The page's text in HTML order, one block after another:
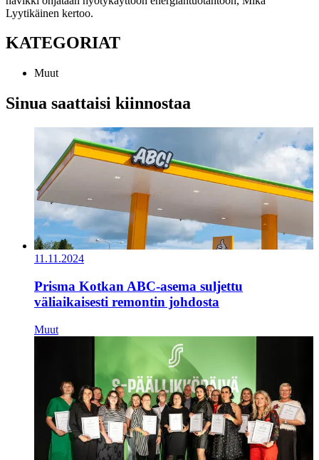
Lyytikäinen kertoo.
KATEGORIAT
Muut
Sinua saattaisi kiinnostaa
11.11.2024
Prisma Kotkan ABC-asema suljettu
väliaikaisesti remontin johdosta
Muut